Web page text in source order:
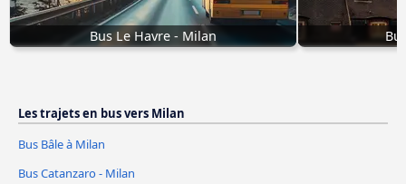
Bus Le Havre - Milan
Les trajets en bus vers Milan
Bus Bâle à Milan
Bus Catanzaro - Milan